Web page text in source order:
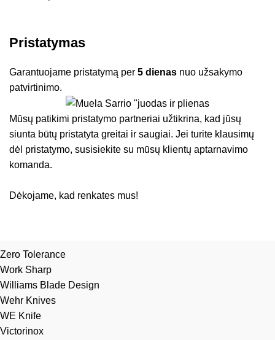
Pristatymas
Garantuojame pristatymą per5 dienas nuo užsakymo
patvirtinimo.
Mūsų patikimi pristatymo partneriai užtikrina, kad jūsų
siunta būtų pristatyta greitai ir saugiai. Jei turite klausimų
dėl pristatymo, susisiekite su mūsų klientų aptarnavimo
komanda.
Dėkojame, kad renkates mus!
Zero Tolerance
Work Sharp
Williams Blade Design
Wehr Knives
WE Knife
Victorinox